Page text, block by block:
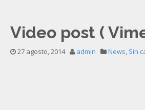
Video post (
27 agosto, 2014 admin News, Sin